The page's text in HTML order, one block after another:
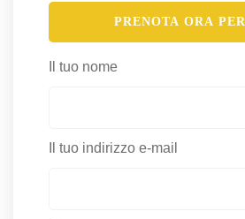
PRENOTA ORA PER
Il tuo nome
Il tuo indirizzo e-mail